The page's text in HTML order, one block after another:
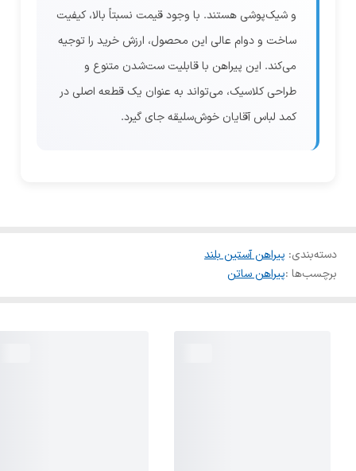
و شیک‌پوشی هستند. با وجود قیمت نسبتاً بالا، کیفیت
ساخت و دوام عالی این محصول، ارزش خرید را توجیه
می‌کند. این پیراهن با قابلیت ست‌شدن متنوع و
طراحی کلاسیک، می‌تواند به عنوان یک قطعه اصلی در
کمد لباس آقایان خوش‌سلیقه جای گیرد.
دسته‌بندی: پیراهن آستین بلند
برچسب‌ها :پیراهن ساتن